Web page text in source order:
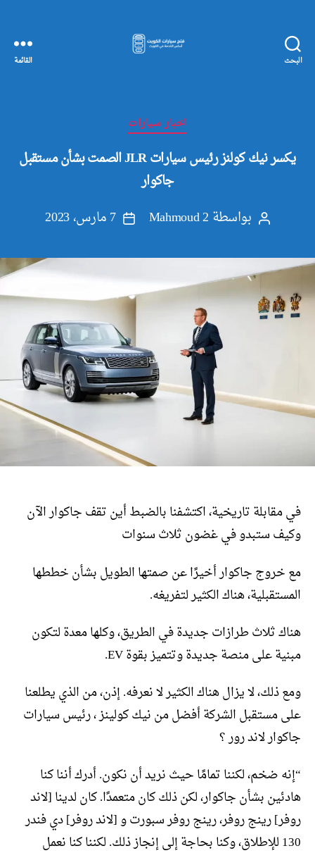
البحث
الكويت
القائمة
التصنيفات
اخبار سيارات
يكسر نيك كولنز رئيس سيارات JLR الصمت بشأن مستقبل
جاكوار
كاتببواسطة Mahmoud 2
تاريخ
7 مارس، 2023
في مقابلة تاريخية، اكتشفنا بالضبط أين تقف جاكوار الآن
وكيف ستبدو في غضون ثلاث سنوات
مع خروج جاكوار أخيرًا عن صمتها الطويل بشأن خططها
المستقبلية، هناك الكثير لتفريغه.
هناك ثلاث طرازات جديدة في الطريق، وكلها معدة لتكون
مبنية على منصة جديدة وتتميز بقوة EV.
ومع ذلك، لا يزال هناك الكثير لا نعرفه. إذن، من الذي يطلعنا
على مستقبل الشركة أفضل من نيك كولينز ، رئيس سيارات
جاكوار لاند رور ؟
“إنه ضخم، لكننا تمامًا حيث نريد أن نكون. أدرك أننا كنا
هادئين بشأن جاكوار، لكن ذلك كان متعمدًا. كان لدينا [لاند
روفر] رينج روفر، رينج روفر سبورت و [لاند روفر] دي فندر
130 للإطلاق، وكنا بحاجة إلى إنجاز ذلك. لكننا كنا نعمل